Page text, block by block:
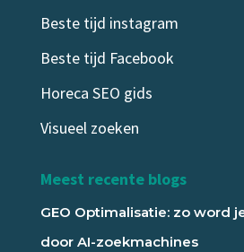
Beste tijd instagram
Beste tijd Facebook
Horeca SEO gids
Visueel zoeken
Meest recente blogs
GEO Optimalisatie: zo word
door AI-zoekmachines